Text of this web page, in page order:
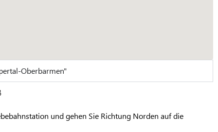
Oberbarmen"
und gehen Sie Richtung Norden auf die